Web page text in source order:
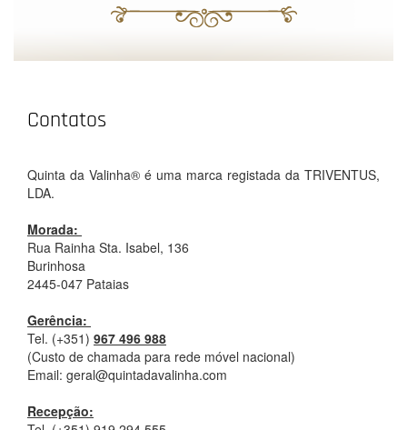
Contatos
Quinta da Valinha® é uma marca registada da TRIVENTUS,
LDA.
Morada:
Rua Rainha Sta. Isabel, 136
Burinhosa
2445-047 Pataias
Gerência:
Tel. (+351) 967 496 988
(Custo de chamada para rede móvel nacional)
Email: geral@quintadavalinha.com
Recepção: